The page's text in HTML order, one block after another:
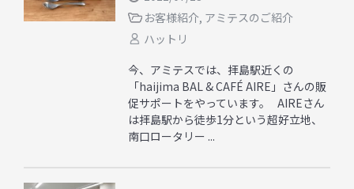
お客様紹介, アミテスのご紹介
ハットリ
今、アミテスでは、拝島駅近くの
「haijima BAL & CAFÉ AIRE」さんの販
促サポートをやっています。 AIREさん
は拝島駅から徒歩1分という超好立地、
南口ロータリー ...